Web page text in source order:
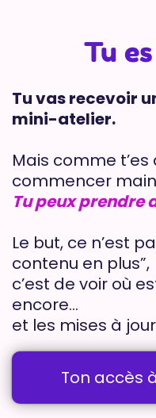
Tu
Tu vas recevoir
mini-atelier.
Mais comme
commencer
Tu peux prendre
Le but, ce n’est
contenu en plus”,
c’est de voir où
encore…
et les mises à
Ton accès